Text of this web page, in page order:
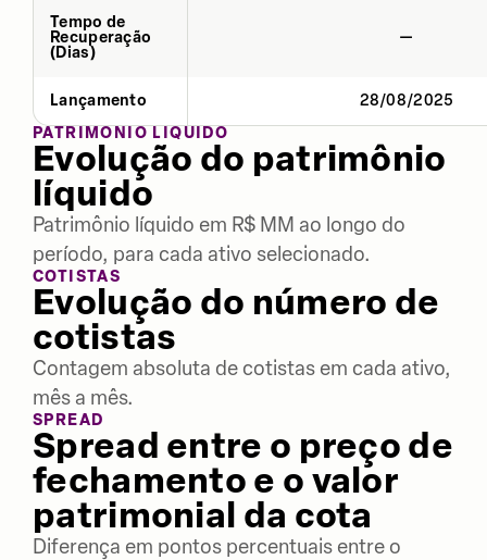
Tempo de
Recuperação
(Dias)
—
Lançamento
28/08/2025
PATRIMÔNIO LÍQUIDO
Evolução do patrimônio
líquido
Patrimônio líquido em R$ MM ao longo do
período, para cada ativo selecionado.
COTISTAS
Evolução do número de
cotistas
Contagem absoluta de cotistas em cada ativo,
mês a mês.
SPREAD
Spread entre o preço de
fechamento e o valor
patrimonial da cota
Diferença em pontos percentuais entre o